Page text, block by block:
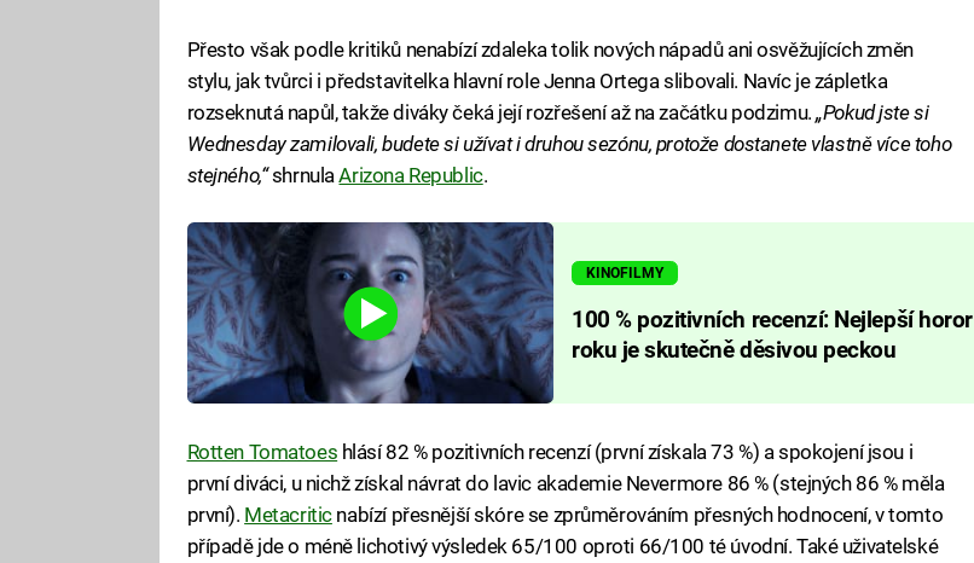
Přesto však podle kritiků nenabízí zdaleka tolik nových nápadů ani osvěžujících změn
stylu, jak tvůrci i představitelka hlavní role Jenna Ortega slibovali. Navíc je zápletka
rozseknutá napůl, takže diváky čeká její rozřešení až na začátku podzimu.„Pokud jste si
Wednesday zamilovali, budete si užívat i druhou sezónu, protože dostanete vlastně více toho
stejného,“shrnulaArizona Republic.
KINOFILMY
100 % pozitivních recenzí: Nejlepší horor
roku je skutečně děsivou peckou
Rotten Tomatoes hlásí 82 % pozitivních recenzí (první získala 73 %) a spokojení jsou i
první diváci, u nichž získal návrat do lavic akademie Nevermore 86 % (stejných 86 % měla
první). Metacriticnabízí přesnější skóre se zprůměrováním přesných hodnocení, v tomto
případě jde o méně lichotivý výsledek 65/100 oproti 66/100 té úvodní. Také uživatelské